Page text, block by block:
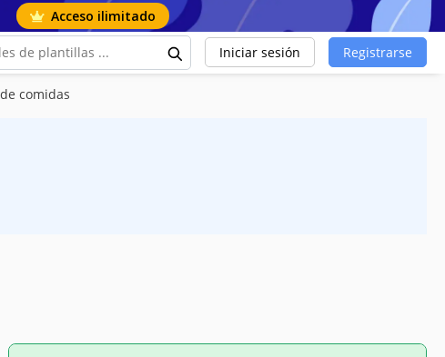
Acceso ilimitado
Iniciar sesión Registrarse
comidas